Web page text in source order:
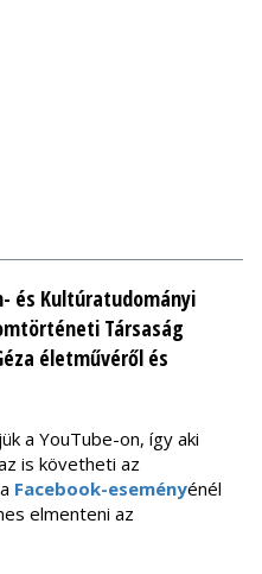
és Kultúratudományi
Társaság
életművéről és
a YouTube-on, így aki
is követheti az
Facebook-eseményénél
elmenteni az